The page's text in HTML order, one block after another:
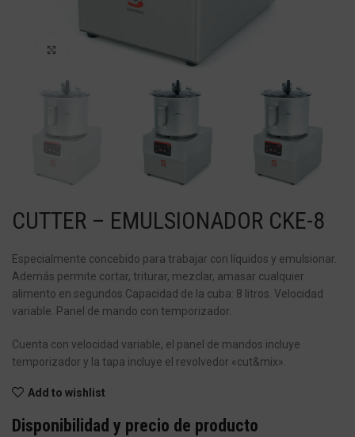
Haga Click para agrandar
CUTTER – EMULSIONADOR CKE-8
Especialmente concebido para trabajar con líquidos y emulsionar.
Además permite cortar, triturar, mezclar, amasar cualquier
alimento en segundos.Capacidad de la cuba: 8 litros. Velocidad
variable. Panel de mando con temporizador.
Cuenta con velocidad variable, el panel de mandos incluye
temporizador y la tapa incluye el revolvedor «cut&mix».
Add to wishlist
Disponibilidad y precio de producto